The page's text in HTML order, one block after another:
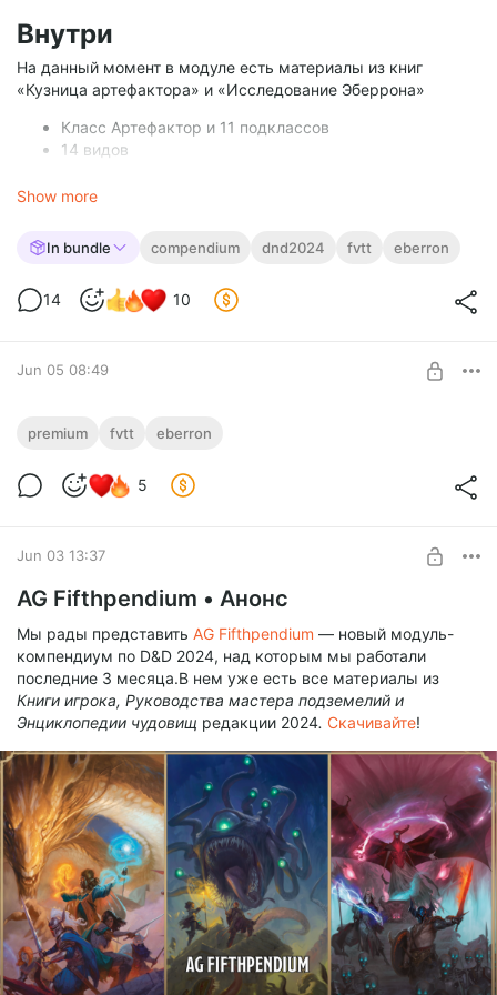
Внутри
На данный момент в модуле есть материалы из книг
«Кузница артефактора» и «Исследование Эберрона»
Класс Артефактор и 11 подклассов
14 видов
30 чудовиищ
26 предметов экипировки, 7 расходумых предметов,
2 вида инструментов, 14 видов оружия
происхождения, 1 вариант проведения энергии и 1
Show more
In bundle compendium dnd2024 fvtt eberron
14 10
Jun 05 08:49
AG Eberron • Доступ к модулю
Level required:
Бывалый приключенец
premium fvtt eberron
5
Jun 03 13:37
AG Fifthpendium • Анонс
Мы рады представить AG Fifthpendium — новый модуль-
компендиум по D&D 2024, над которым мы работали
последние 3 месяца.В нем уже есть все материалы из
Книги игрока, Руководства мастера подземелий и
Энциклопедии чудовищ редакции 2024. Скачивайте!